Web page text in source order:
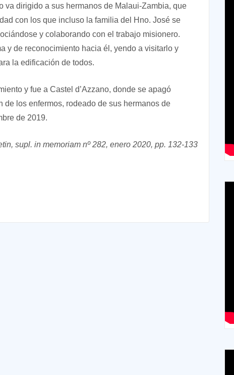
va dirigido a sus hermanos de Malaui-Zambia, que
con los que incluso la familia del Hno. José se
y colaborando con el trabajo misionero.
y de reconocimiento hacia él, yendo a visitarlo y
la edificación de todos.
y fue a Castel d’Azzano, donde se apagó
los enfermos, rodeado de sus hermanos de
de 2019.
supl. in memoriam nº 282, enero 2020, pp. 132-133